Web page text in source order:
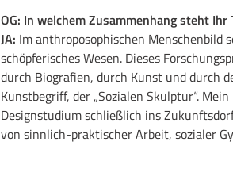
OG: In welchem Zusammenhang steht
JA: Im anthroposophischen Menschenbild
schöpferisches Wesen. Dieses
durch Biografien, durch Kunst und durch
Kunstbegriff, der „Sozialen Skulptur“.
Designstudium schließlich ins
von sinnlich-praktischer Arbeit, sozialer